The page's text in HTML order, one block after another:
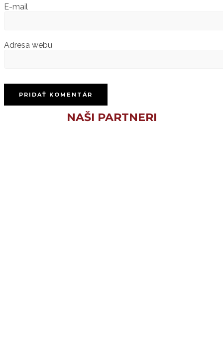
E-mail
Adresa webu
NAŠI PARTNERI